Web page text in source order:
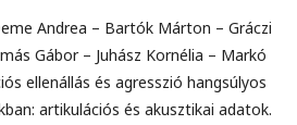
Andrea – Bartók Márton – Gráczi
Gábor – Juhász Kornélia – Markó
ellenállás és agresszió hangsúlyos
artikulációs és akusztikai adatok.